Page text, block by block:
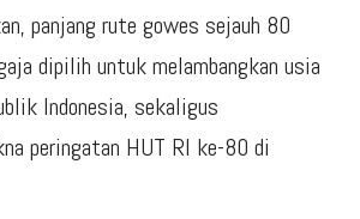
panjang rute gowes sejauh 80
dipilih untuk melambangkan usia
Indonesia, sekaligus
peringatan HUT RI ke-80 di